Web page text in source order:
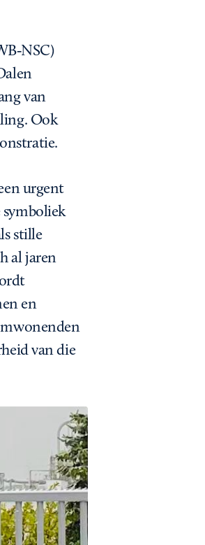
van
Ook
urgent
stille
al jaren
en
van die